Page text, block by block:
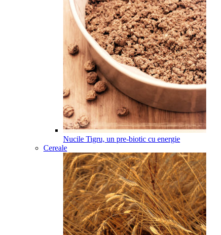
Nucile Tigru, un pre-biotic cu energie
Cereale